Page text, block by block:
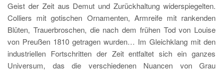
Geist der Zeit aus Demut und Zurückhaltung widerspiegelten.
Colliers mit gotischen Ornamenten, Armreife mit rankenden
Blüten, Trauerbroschen, die nach dem frühen Tod von Louise
von Preußen 1810 getragen wurden… Im Gleichklang mit den
industriellen Fortschritten der Zeit entfaltet sich ein ganzes
Universum, das die verschiedenen Nuancen von Grau